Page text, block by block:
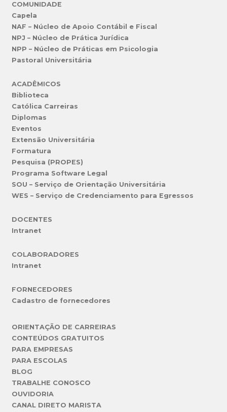
COMUNIDADE
Capela
NAF – Núcleo de Apoio Contábil e Fiscal
NPJ – Núcleo de Prática Jurídica
NPP – Núcleo de Práticas em Psicologia
Pastoral Universitária
ACADÊMICOS
Biblioteca
Católica Carreiras
Diplomas
Eventos
Extensão Universitária
Formatura
Pesquisa (PROPES)
Programa Software Legal
SOU – Serviço de Orientação Universitária
WES – Serviço de Credenciamento para Egressos
DOCENTES
Intranet
COLABORADORES
Intranet
FORNECEDORES
Cadastro de fornecedores
ORIENTAÇÃO DE CARREIRAS
CONTEÚDOS GRATUITOS
PARA EMPRESAS
PARA ESCOLAS
BLOG
TRABALHE CONOSCO
OUVIDORIA
CANAL DIRETO MARISTA